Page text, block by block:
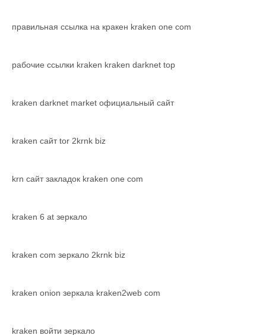
правильная ссылка на кракен kraken one com
рабочие ссылки kraken kraken darknet top
kraken darknet market официальный сайт
kraken сайт tor 2krnk biz
krn сайт закладок kraken one com
kraken 6 at зеркало
kraken com зеркало 2krnk biz
kraken onion зеркала kraken2web com
kraken войти зеркало